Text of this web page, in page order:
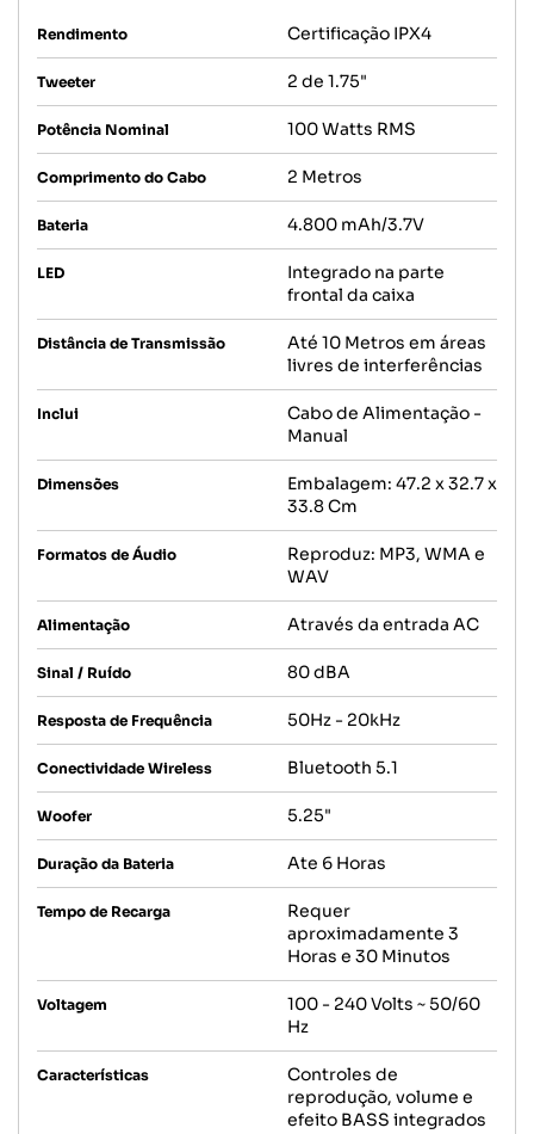
Rendimento Certificação IPX4
Tweeter 2 de 1.75"
Potência Nominal 100 Watts RMS
Comprimento do Cabo 2 Metros
Bateria 4.800 mAh/3.7V
LED
Integrado na parte
frontal da caixa
Distância de Transmissão
Até 10 Metros em áreas
livres de interferências
Inclui
Cabo de Alimentação -
Manual
Dimensões
Embalagem: 47.2 x 32.7 x
33.8 Cm
Formatos de Áudio
Reproduz: MP3, WMA e
WAV
Alimentação Através da entrada AC
Sinal / Ruído 80 dBA
Resposta de Frequência 50Hz - 20kHz
Conectividade Wireless Bluetooth 5.1
Woofer 5.25"
Duração da Bateria Ate 6 Horas
Tempo de Recarga
Requer
aproximadamente 3
Horas e 30 Minutos
Voltagem
100 - 240 Volts ~ 50/60
Hz
Características
Controles de
reprodução, volume e
efeito BASS integrados